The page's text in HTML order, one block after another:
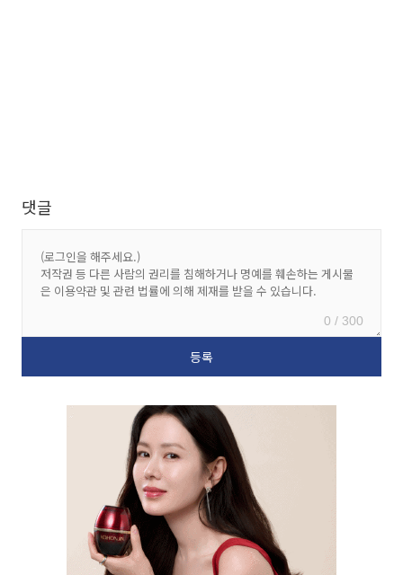
댓글
0 / 300